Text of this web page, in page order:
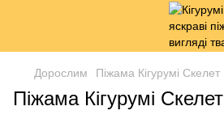
Дорослим Піжама Кігурумі Скелет
Піжама Кігурумі Скелет